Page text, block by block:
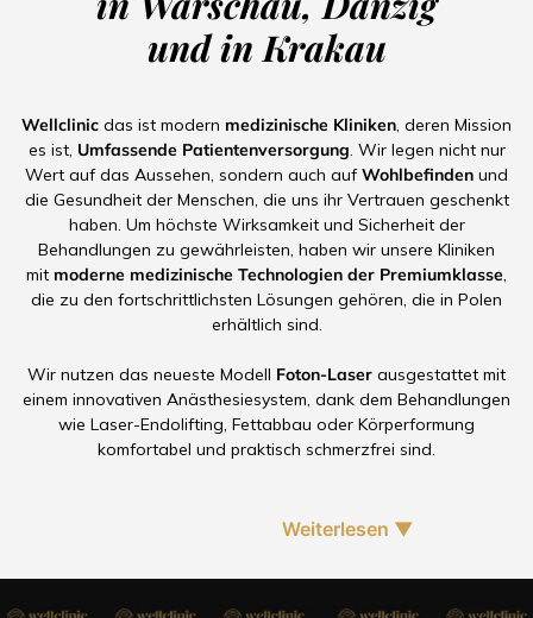
und in Krakau
Wellclinic das ist modern medizinische Kliniken, deren Mission
es ist, Umfassende Patientenversorgung. Wir legen nicht nur
Wert auf das Aussehen, sondern auch aufWohlbefinden und
die Gesundheit der Menschen, die uns ihr Vertrauen geschenkt
haben. Um höchste Wirksamkeit und Sicherheit der
Behandlungen zu gewährleisten, haben wir unsere Kliniken
mit moderne medizinische Technologien der Premiumklasse,
die zu den fortschrittlichsten Lösungen gehören, die in Polen
erhältlich sind.
Wir nutzen das neueste Modell Foton-Laser ausgestattet mit
einem innovativen Anästhesiesystem, dank dem Behandlungen
wie Laser-Endolifting, Fettabbau oder Körperformung
komfortabel und praktisch schmerzfrei sind.
Weiterlesen ▼